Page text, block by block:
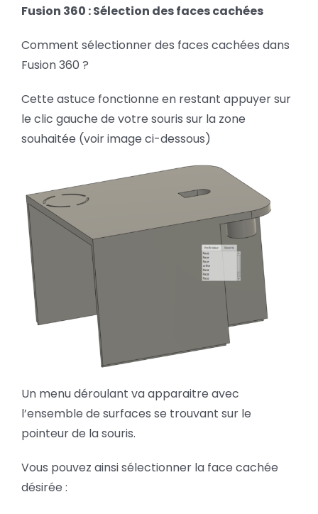
BLOG
SOCIETE
Rechercher:
Sélection
faces
Fusion 360 : Sélection des faces cachées
Comment sélectionner des faces cachées dans
Fusion 360 ?
Cette astuce fonctionne en restant appuyer sur
le clic gauche de votre souris sur la zone
souhaitée (voir image ci-dessous)
Un menu déroulant va apparaitre avec
l’ensemble de surfaces se trouvant sur le
pointeur de la souris.
Vous pouvez ainsi sélectionner la face cachée
désirée :